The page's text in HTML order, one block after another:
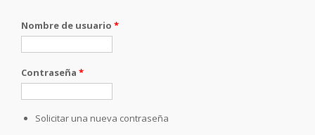
Nombre de usuario *
Contraseña *
Solicitar una nueva contraseña